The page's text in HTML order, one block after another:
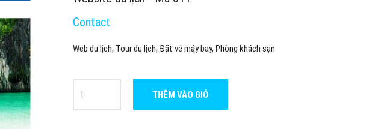
Contact
Web du lịch, Tour du lịch, Đặt vé máy bay, Phòng khách sạn
THÊM VÀO GIỎ